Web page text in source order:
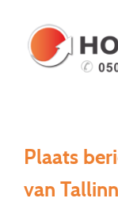
Plaats
van Tallinn